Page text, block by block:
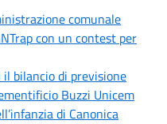
comunale
con un contest per
bilancio di previsione
Buzzi Unicem
di Canonica